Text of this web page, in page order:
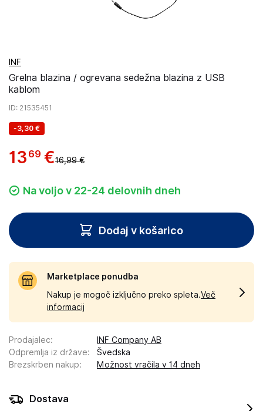
INF
Grelna blazina / ogrevana sedežna blazina z USB
kablom
ID: 21535451
-3,30 €
13 69 €16,99 €
Na voljo v 22-24 delovnih dneh
Dodaj v košarico
Marketplace ponudba
Nakup je mogoč izključno preko spleta.Več
informacij
Prodajalec:
INF Company AB
Odpremlja iz države:
Švedska
Brezskrben nakup: Možnost vračila v 14 dneh
Dostava